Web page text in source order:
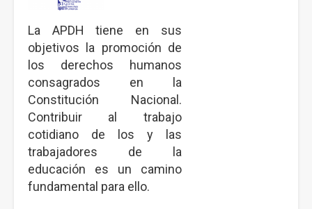
La APDH tiene en sus
objetivos la promoción de
los derechos humanos
consagrados en la
Constitución Nacional.
Contribuir al trabajo
cotidiano de los y las
trabajadores de la
educación es un camino
fundamental para ello.